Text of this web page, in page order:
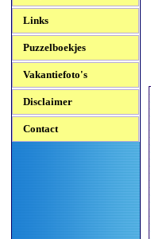
Links
Puzzelboekjes
Vakantiefoto's
Disclaimer
Contact